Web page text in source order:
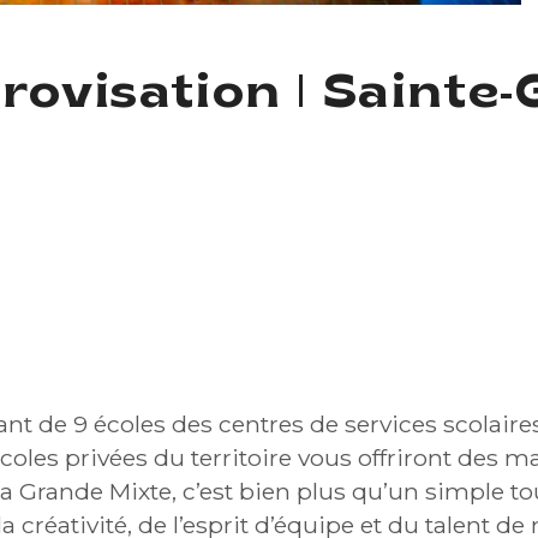
| Sainte-
de 9 écoles des centres de services
privées du territoire vous offriront des
Grande Mixte, c’est bien plus qu’un simple
créativité, de l’esprit d’équipe et du talent de